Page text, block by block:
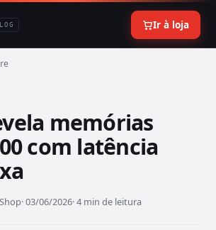
Ir à loja
memórias
com latência
· 03/06/2026· 4 min de leitura